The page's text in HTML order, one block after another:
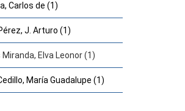
Carlos de (1)
J. Arturo (1)
Elva Leonor (1)
María Guadalupe (1)